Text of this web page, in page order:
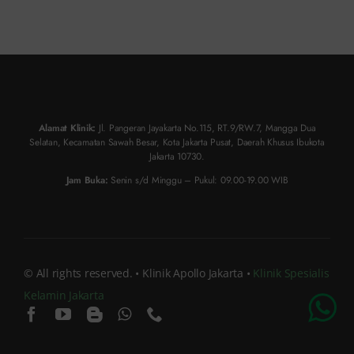
Alamat Klinik: Jl. Pangeran Jayakarta No.115, RT.9/RW.7, Mangga Dua
Selatan, Kecamatan Sawah Besar, Kota Jakarta Pusat, Daerah Khusus Ibukota
Jakarta 10730.
Jam Buka: Senin s/d Minggu – Pukul: 09.00-19.00 WIB
© All rights reserved. • Klinik Apollo Jakarta • Klinik Spesialis
Kelamin Jakarta